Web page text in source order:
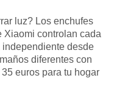
luz? Los enchufes
Xiaomi controlan cada
independiente desde
diferentes con
euros para tu hogar